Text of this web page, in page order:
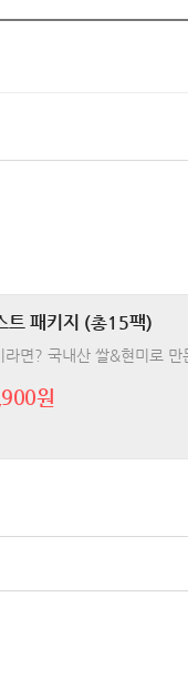
트 패키지 (총15팩)
라면? 국내산 쌀&현미로
원